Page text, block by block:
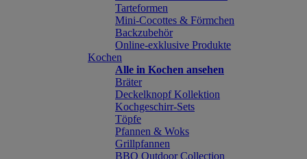
Tarteformen
Mini-Cocottes & Förmchen
Backzubehör
Online-exklusive Produkte
Kochen
Alle in Kochen ansehen
Bräter
Deckelknopf Kollektion
Kochgeschirr-Sets
Töpfe
Pfannen & Woks
Grillpfannen
BBQ Outdoor Collection